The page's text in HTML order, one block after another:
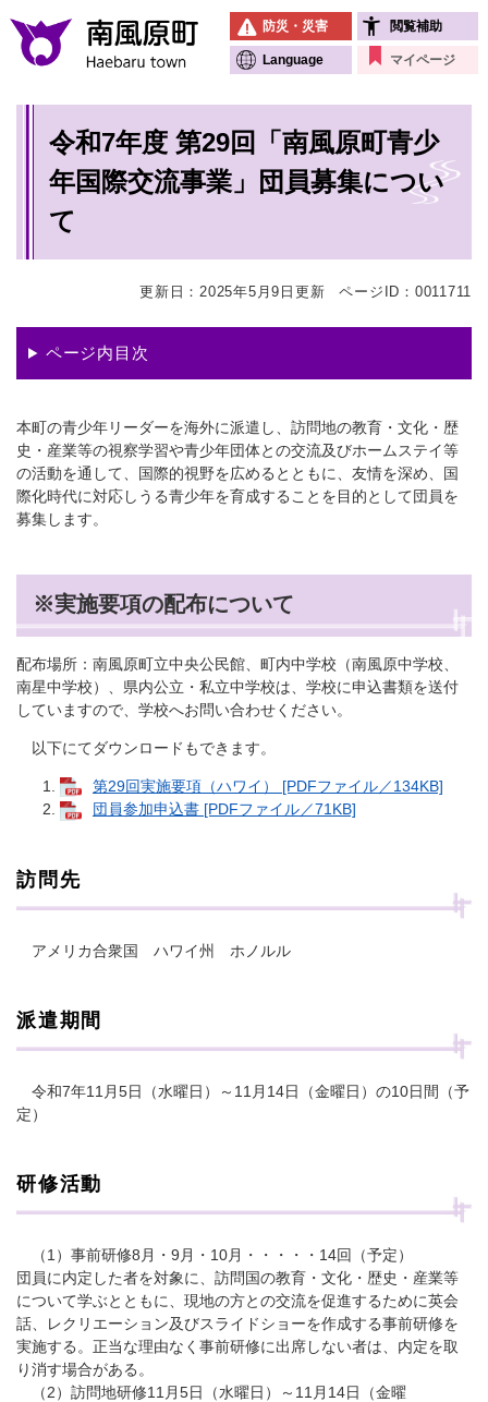
メニューを飛ばして本文へ
防災・災害 閲覧補助
Language マイページ
令和7年度 第29回「南風原町青少
年国際交流事業」団員募集につい
て
更新日：2025年5月9日更新 ページID：0011711
ページ内目次
本町の青少年リーダーを海外に派遣し、訪問地の教育・文化・歴
史・産業等の視察学習や青少年団体との交流及びホームステイ等
の活動を通して、国際的視野を広めるとともに、友情を深め、国
際化時代に対応しうる青少年を育成することを目的として団員を
募集します。
※実施要項の配布について
配布場所：南風原町立中央公民館、町内中学校（南風原中学校、
南星中学校）、県内公立・私立中学校は、学校に申込書類を送付
していますので、学校へお問い合わせください。
以下にてダウンロードもできます。
第29回実施要項（ハワイ） [PDFファイル／134KB]
団員参加申込書 [PDFファイル／71KB]
訪問先
アメリカ合衆国 ハワイ州 ホノルル
派遣期間
令和7年11月5日（水曜日）～11月14日（金曜日）の10日間（予
定）
研修活動
（1）事前研修8月・9月・10月・・・・・14回（予定）
団員に内定した者を対象に、訪問国の教育・文化・歴史・産業等
について学ぶとともに、現地の方との交流を促進するために英会
話、レクリエーション及びスライドショーを作成する事前研修を
実施する。正当な理由なく事前研修に出席しない者は、内定を取
り消す場合がある。
（2）訪問地研修11月5日（水曜日）～11月14日（金曜